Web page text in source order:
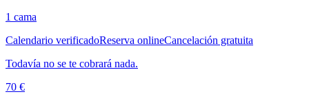
1 cama
Calendario verificadoReserva onlineCancelación gratuita
Todavía no se te cobrará nada.
70 €